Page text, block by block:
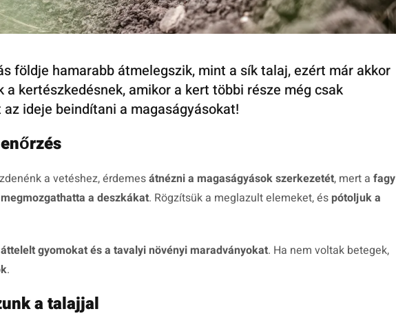
földje hamarabb átmelegszik, mint a sík talaj, ezért már akkor
a kertészkedésnek, amikor a kert többi része még csak
ideje beindítani a magaságyásokat!
a vetéshez, érdemesátnézni a magaságyások szerkezetét, mert a fagy
a deszkákat. Rögzítsük a meglazult elemeket, és pótoljuk a
áttelelt gyomokat és a tavalyi növényi maradványokat. Ha nem voltak betegek,
.
a talajjal